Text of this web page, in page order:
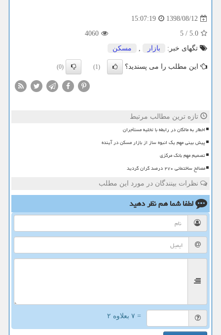
1398/08/12
15:07:19
5.0
/
5
4060
تگهای خبر:
بازار , مسكن
این مطلب را می پسندید؟ (1)
(0)
تازه ترین مطالب مرتبط
اخطار به مالکان در رابطه با تخلیه مستأجران
پیش بینی مهم یک انبوه ساز از بازار مسکن در آینده
تصمیم مهم بانک مرکزی
مصالح ساختمانی ۲۷۰ درصد گران گردید
نظرات بینندگان در مورد این مطلب
لطفا شما همنظر دهید
= ۷ بعلاوه ۲